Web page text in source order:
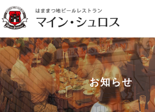
メニュー
ランチ
アクセスマップ
マイン・シュロスとは
お知らせ